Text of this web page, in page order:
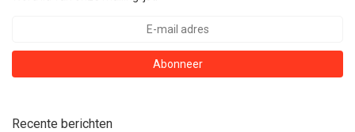
Abonneer
Recente berichten